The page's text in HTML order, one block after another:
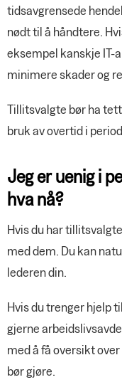
tidsavgrensede
nødt til å håndtere.
eksempel kanskje IT-
minimere skader og
Tillitsvalgte bør ha
bruk av overtid i
Jeg er uenig i
hva nå?
Hvis du har
med dem. Du kan
lederen din.
Hvis du trenger hjelp
gjerne
med å få oversikt
bør gjøre.